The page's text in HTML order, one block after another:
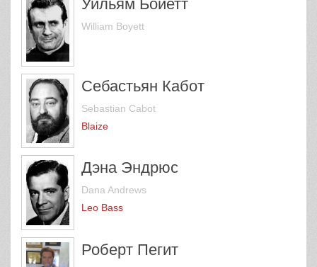
Уильям Бойетт
William Boyett
Себастьян Кабот
Sebastian Cabot
Blaize
Дэна Эндрюс
Dana Andrews
Leo Bass
Роберт Пегит